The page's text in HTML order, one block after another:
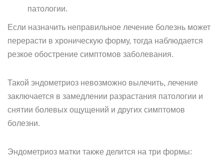
патологии.
Если назначить неправильное лечение болезнь может
перерасти в хроническую форму, тогда наблюдается
резкое обострение симптомов заболевания.
Такой эндометриоз невозможно вылечить, лечение
заключается в замедлении разрастания патологии и
снятии болевых ощущений и других симптомов
болезни.
Эндометриоз матки также делится на три формы: